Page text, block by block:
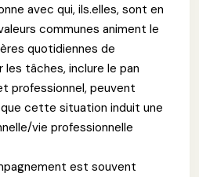
avec qui, ils.elles, sont en
communes animent le
quotidiennes de
les tâches, inclure le pan
professionnel, peuvent
que cette situation induit une
vie professionnelle
est souvent